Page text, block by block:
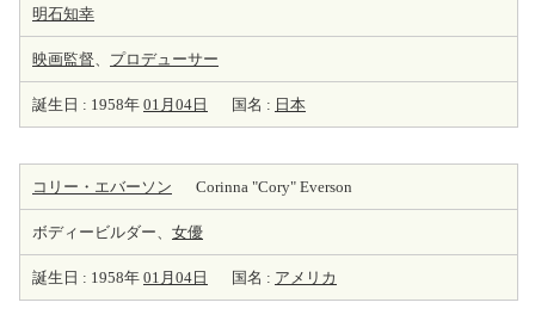
明石知幸
映画監督、 プロデューサー
誕生日 : 1958年 01月04日 国名 : 日本
コリー・エバーソン Corinna "Cory" Everson
ボディービルダー、 女優
誕生日 : 1958年 01月04日 国名 : アメリカ